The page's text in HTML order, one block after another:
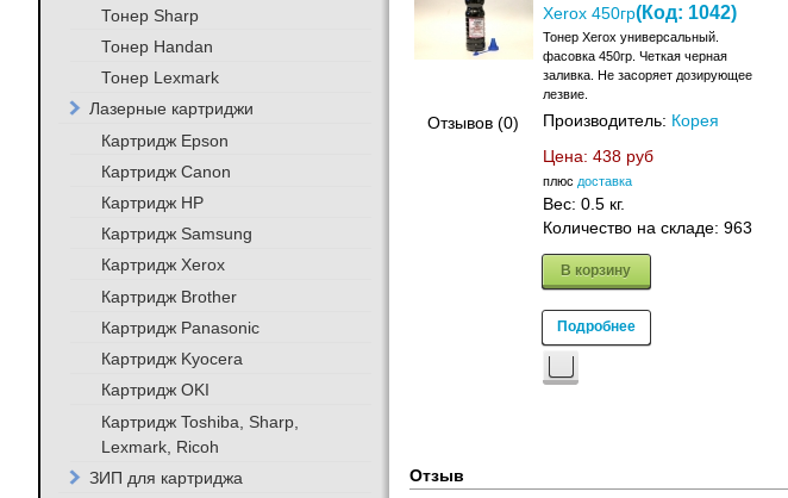
Отзывов (0)
Xerox 450гр(Код: 1042)
Тонер Xerox универсальный.
фасовка 450гр. Четкая черная
заливка. Не засоряет дозирующее
лезвие.
Производитель: Корея
Цена: 438 руб
плюс доставка
Вес: 0.5 кг.
Количество на складе: 963
В корзину
Подробнее
Отзыв
Тонер Sharp
Тонер Handan
Тонер Lexmark
Лазерные картриджи
Картридж Epson
Картридж Canon
Картридж HP
Картридж Samsung
Картридж Xerox
Картридж Brother
Картридж Panasonic
Картридж Kyocera
Картридж OKI
Картридж Toshiba, Sharp,
Lexmark, Ricoh
ЗИП для картриджа